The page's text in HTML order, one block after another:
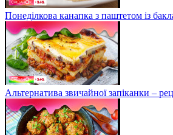
Понеділкова канапка з паштетом із
Альтернатива звичайної запіканки –